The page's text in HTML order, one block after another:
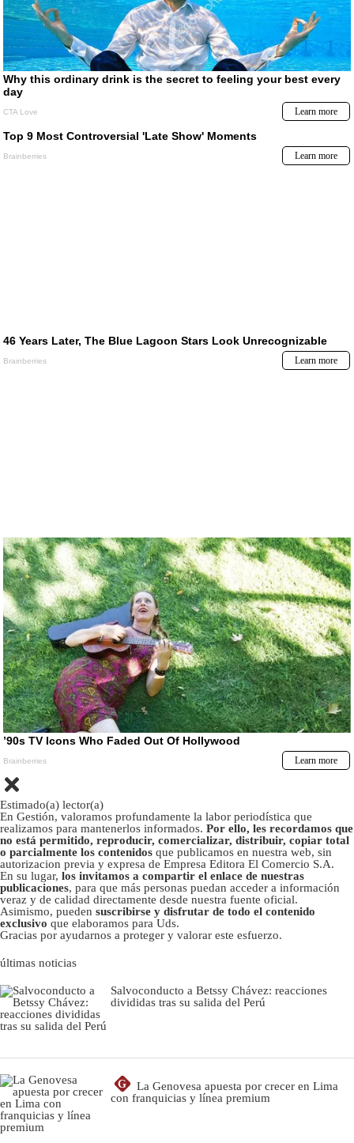
Estimado(a) lector(a)
En Gestión, valoramos profundamente la labor periodística que
realizamos para mantenerlos informados. Por ello, les recordamos que
no está permitido, reproducir, comercializar, distribuir, copiar total
o parcialmente los contenidos que publicamos en nuestra web, sin
autorizacion previa y expresa de Empresa Editora El Comercio S.A.
En su lugar, los invitamos a compartir el enlace de nuestras
publicaciones, para que más personas puedan acceder a información
veraz y de calidad directamente desde nuestra fuente oficial.
Asimismo, pueden suscribirse y disfrutar de todo el contenido
exclusivo que elaboramos para Uds.
Gracias por ayudarnos a proteger y valorar este esfuerzo.
últimas noticias
Salvoconducto a Betssy Chávez: reacciones
divididas tras su salida del Perú
G
La Genovesa apuesta por crecer en Lima
con franquicias y línea premium